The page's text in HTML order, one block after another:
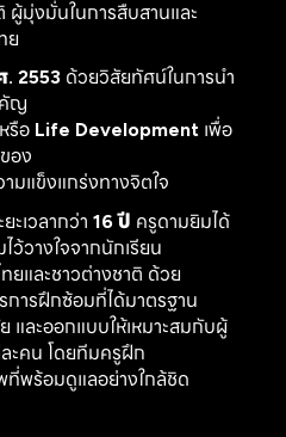
มุ่งมั่นในการสืบสานและ
ย
. 2553ด้วยวิสัยทัศน์ในการนำ
คัญ
รือ Life Developmentเพื่อ
อง
ามแข็งแกร่งทางจิตใจ
ะเวลากว่า 16 ปี ครูดามยิมได้
ว้วางใจจากนักเรียน
ยและชาวต่างชาติ ด้วย
การฝึกซ้อมที่ได้มาตรฐาน
และออกแบบให้เหมาะสมกับผู้
ละคน โดยทีมครูฝึก
ที่พร้อมดูแลอย่างใกล้ชิด